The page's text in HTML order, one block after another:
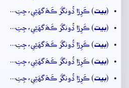
(بيت) ڪَرِڙا ڏُونگَرَ ڪَھَ گهَڻِي، جِتِ…
(بيت) ڪَرِڙا ڏُونگَرَ ڪَھَ گهَڻِي، جِتِ…
(بيت) ڪَرِڙا ڏُونگَرَ ڪَھَ گهَڻِي، جِتِ…
(بيت) ڪَرِڙا ڏُونگَرَ ڪَھَ گهَڻِي، جِتِ…
(بيت) ڪَرِڙا ڏُونگَرَ ڪَھَ گهَڻِي، جِتِ…